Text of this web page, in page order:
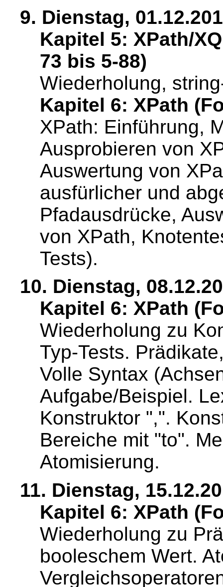
9. Dienstag,
Kapitel 5: XPath/
73 bis 5-88)
Wiederholung,
Kapitel 6: XPath
XPath: Einführung,
Ausprobieren von
Auswertung von
ausfürlicher und
Pfadausdrücke,
von XPath,
Tests).
10. Dienstag,
Kapitel 6: XPath
Wiederholung zu
Typ-Tests.
Volle Syntax
Aufgabe/Beispiel.
Konstruktor ",".
Bereiche mit "to".
Atomisierung.
11. Dienstag,
Kapitel 6: XPath
Wiederholung zu
booleschem Wert.